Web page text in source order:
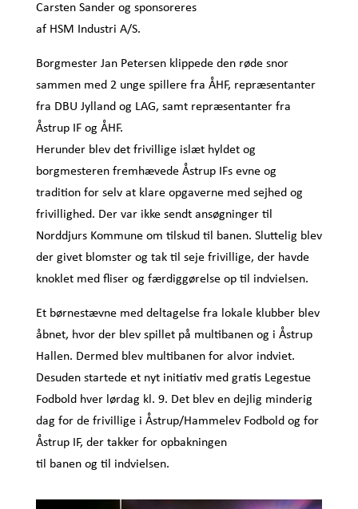
Carsten Sander og sponsoreres
af HSM Industri A/S.
Borgmester Jan Petersen klippede den røde snor
sammen med 2 unge spillere fra ÅHF, repræsentanter
fra DBU Jylland og LAG, samt repræsentanter fra
Åstrup IF og ÅHF.
Herunder blev det frivillige islæt hyldet og
borgmesteren fremhævede Åstrup IFs evne og
tradition for selv at klare opgaverne med sejhed og
frivillighed. Der var ikke sendt ansøgninger til
Norddjurs Kommune om tilskud til banen. Sluttelig blev
der givet blomster og tak til seje frivillige, der havde
knoklet med fliser og færdiggørelse op til indvielsen.
Et børnestævne med deltagelse fra lokale klubber blev
åbnet, hvor der blev spillet på multibanen og i Åstrup
Hallen. Dermed blev multibanen for alvor indviet.
Desuden startede et nyt initiativ med gratis Legestue
Fodbold hver lørdag kl. 9. Det blev en dejlig minderig
dag for de frivillige i Åstrup/Hammelev Fodbold og for
Åstrup IF, der takker for opbakningen
til banen og til indvielsen.